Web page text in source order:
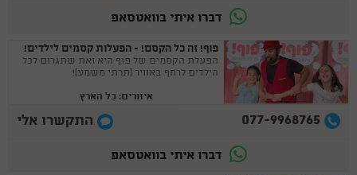
דברו איתי בוואטסאפ
פוף! זה כל הקסם! - הפעלות קסמים לילדים!
הפעלת הקסמים של פוף היא זאת שתגרום לכל
הילדים לרחף באוויר (תרתי משמע)!
איזורים: כל הארץ
077-9968765 התקשרו אלי
דברו איתי בוואטסאפ